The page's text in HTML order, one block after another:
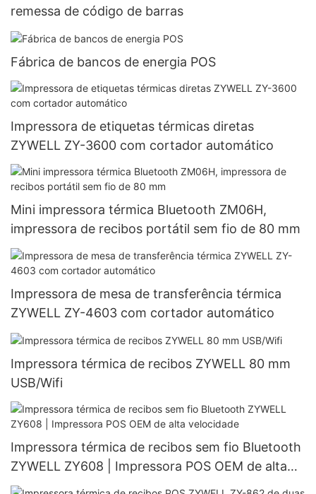
remessa de código de barras
Fábrica de bancos de energia POS
Impressora de etiquetas térmicas diretas
ZYWELL ZY-3600 com cortador automático
Mini impressora térmica Bluetooth ZM06H,
impressora de recibos portátil sem fio de 80 mm
Impressora de mesa de transferência térmica
ZYWELL ZY-4603 com cortador automático
Impressora térmica de recibos ZYWELL 80 mm
USB/Wifi
Impressora térmica de recibos sem fio Bluetooth
ZYWELL ZY608 | Impressora POS OEM de alta
velocidade